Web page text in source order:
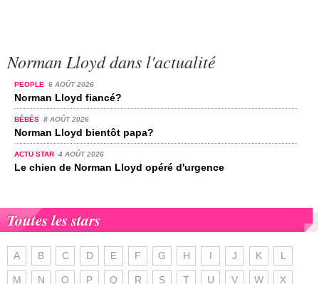
Norman Lloyd dans l'actualité
PEOPLE 6 AOÛT 2026
Norman Lloyd fiancé?
BÉBÉS 8 AOÛT 2026
Norman Lloyd bientôt papa?
ACTU STAR 4 AOÛT 2026
Le chien de Norman Lloyd opéré d'urgence
Toutes les stars
A B C D E F G H I J K L
M N O P Q R S T U V W X